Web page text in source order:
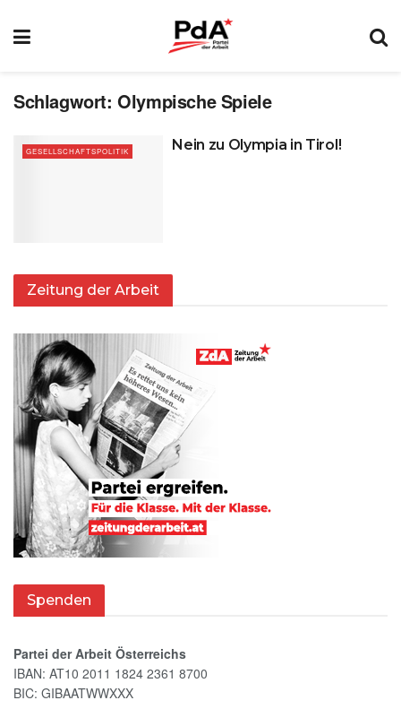
Schlagwort:Olympische Spiele
GESELLSCHAFTSPOLITIK Nein zu Olympia in Tirol!
Zeitung der Arbeit
Spenden
Partei der Arbeit Österreichs
IBAN: AT10 2011 1824 2361 8700
BIC: GIBAATWWXXX